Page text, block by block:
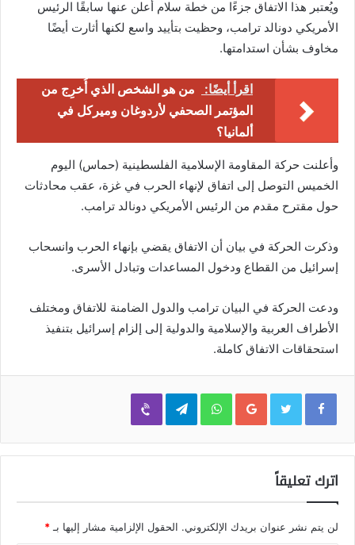
ويُعتبر هذا الاتفاق جزءًا من خطة سلام أعلن عنها سابقًا الرئيس
الأمريكي دونالد ترامب، وحظيت بتأييد واسع لكنها أثارت أيضًا
مخاوف بشأن استدامتها.
اقرأ أيضًا:
من هو الشخص الذي أُخرِج من
المؤتمر الصحفي لأردوغان وميركل في
ألمانيا؟
وأعلنت حركة المقاومة الإسلامية الفلسطينية (حماس) اليوم
الخميس التوصل إلى اتفاق لإنهاء الحرب في غزة، عقب محادثات
حول مقترح مقدم من الرئيس الأمريكي دونالد ترامب.
وذكرت الحركة في بيان أن الاتفاق يقضي بإنهاء الحرب وانسحاب
إسرائيل من القطاع ودخول المساعدات وتبادل الأسرى.
ودعت الحركة في البيان ترامب والدول الضامنة للاتفاق ومختلف
الأطراف العربية والإسلامية والدولية إلى إلزام إسرائيل بتنفيذ
استحقاقات الاتفاق كاملة.
Google+
WhatsApp
Telegram
Viber
اترك تعليقاً
لن يتم نشر عنوان بريدك الإلكتروني. الحقول الإلزامية مشار إليها بـ *